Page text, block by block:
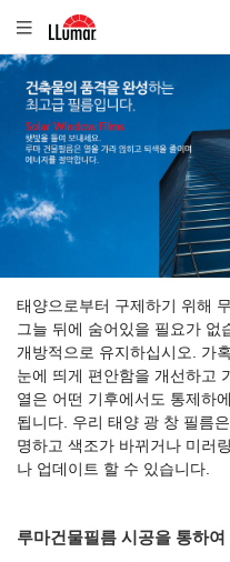
태양으로부터 구제하기 위해
그늘 뒤에 숨어있을 필요가 없
개방적으로 유지하십시오. 가
눈에 띄게 편안함을 개선하고
열은 어떤 기후에서도 통제하
됩니다. 우리 태양 광 창 필름
명하고 색조가 바뀌거나 미러
나 업데이트 할 수 있습니다.
루마건물필름 시공을 통하